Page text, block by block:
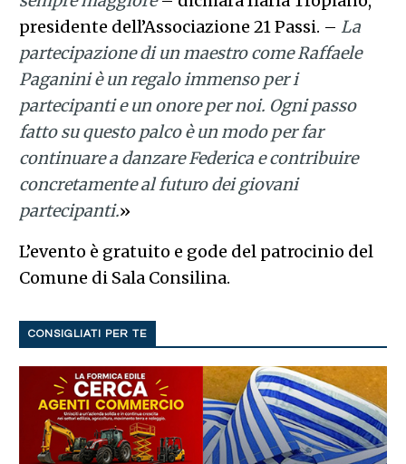
presidente dell’Associazione 21 Passi. – La
partecipazione di un maestro come Raffaele
Paganini è un regalo immenso per i
partecipanti e un onore per noi. Ogni passo
fatto su questo palco è un modo per far
continuare a danzare Federica e contribuire
concretamente al futuro dei giovani
partecipanti.»
L’evento è gratuito e gode del patrocinio del
Comune di Sala Consilina.
CONSIGLIATI PER TE